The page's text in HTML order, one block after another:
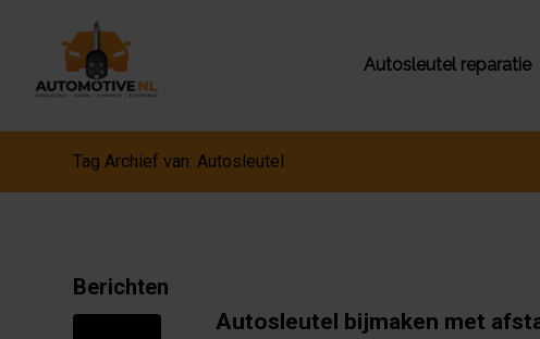
Autosleutel reparatie
Tag Archief van: Autosleutel
Berichten
Autosleutel bijmaken met